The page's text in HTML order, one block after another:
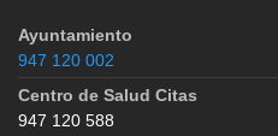
Ayuntamiento
947 120 002
Centro de Salud Citas
947 120 588